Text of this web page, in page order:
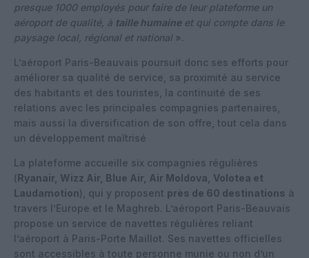
presque 1000 employés pour faire de leur plateforme un
aéroport de qualité, à taille humaineet qui compte dans le
paysage local, régional et national».
L’aéroport Paris-Beauvais poursuit donc ses efforts pour
améliorer sa qualité de service, sa proximité au service
des habitants et des touristes, la continuité de ses
relations avec les principales compagnies partenaires,
mais aussi la diversification de son offre, tout cela dans
un développement maîtrisé
La plateforme accueille six compagnies régulières
(Ryanair, Wizz Air, Blue Air, Air Moldova, Volotea et
Laudamotion), qui y proposent près de 60 destinations à
travers l’Europe et le Maghreb. L’aéroport Paris-Beauvais
propose un service de navettes régulières reliant
l’aéroport à Paris-Porte Maillot. Ses navettes officielles
sont accessibles à toute personne munie ou non d’un